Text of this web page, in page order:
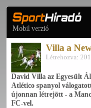
Mobil verzió
Villa a
Létrehozva:
David Villa az Egyesült
Atlético spanyol
újonnan létrejött - a
FC-vel.